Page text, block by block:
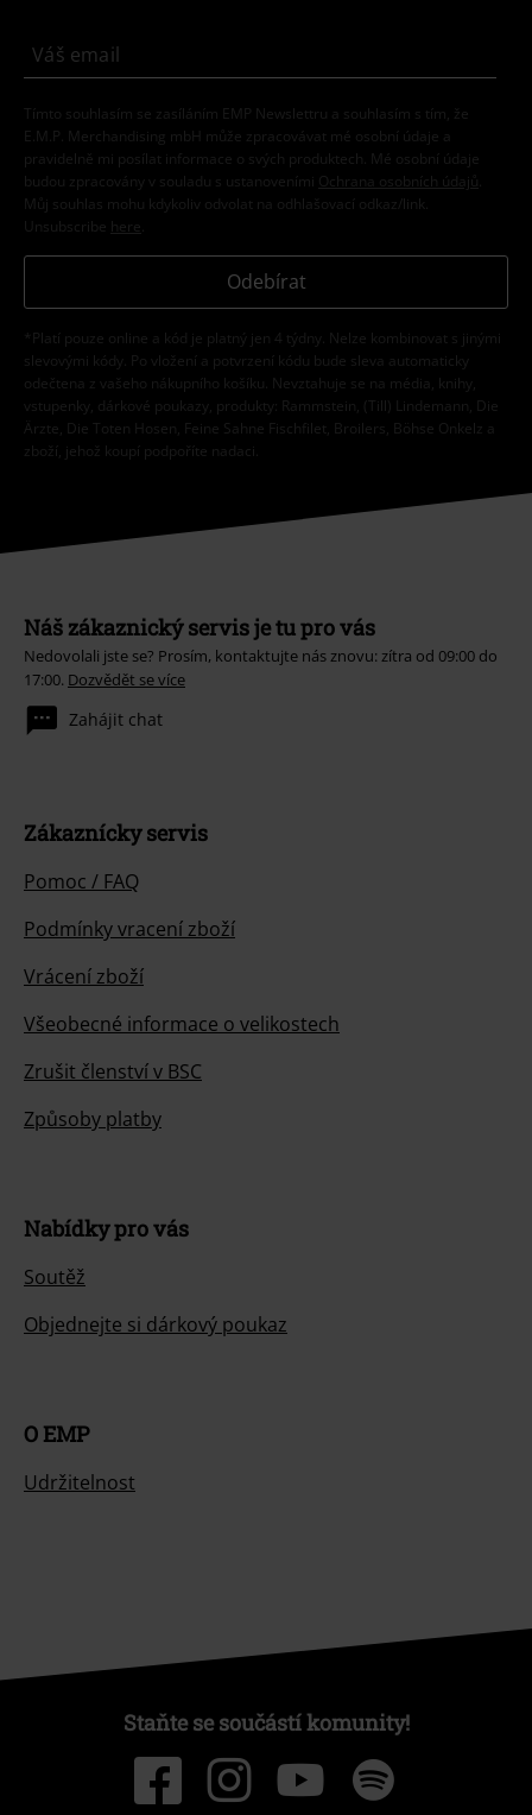
Tímto souhlasím se zasíláním EMP Newslettru a souhlasím s tím, že
E.M.P. Merchandising mbH může zpracovávat mé osobní údaje a
pravidelně mi posílat informace o svých produktech. Mé osobní údaje
budou zpracovány v souladu s ustanoveními
Ochrana osobních údajů
Můj souhlas mohu kdykoliv odvolat na odhlašovací odkaz/link.
Unsubscribe here
Odebírat
*Platí pouze online a kód je platný jen 4 týdny. Nelze kombinovat s jinými
slevovými kódy. Po vložení a potvrzení kódu bude sleva automaticky
odečtena z vašeho nákupního košíku. Nevztahuje se na média, knihy,
vstupenky, dárkové poukazy, produkty: Rammstein, (Till) Lindemann, Die
Ärzte, Die Toten Hosen, Feine Sahne Fischfilet, Broilers, Böhse Onkelz a
zboží, jehož koupí podpoříte nadaci.
Náš zákaznický servis je tu pro vás
Nedovolali jste se? Prosím, kontaktujte nás znovu: zítra od 09:00 do
17:00. Dozvědět se více
Zahájit chat
Zákaznícky servis
Pomoc / FAQ
Podmínky vracení zboží
Vrácení zboží
Všeobecné informace o velikostech
Zrušit členství v BSC
Způsoby platby
Nabídky pro vás
Soutěž
Objednejte si dárkový poukaz
O EMP
Udržitelnost
Staňte se součástí komunity!